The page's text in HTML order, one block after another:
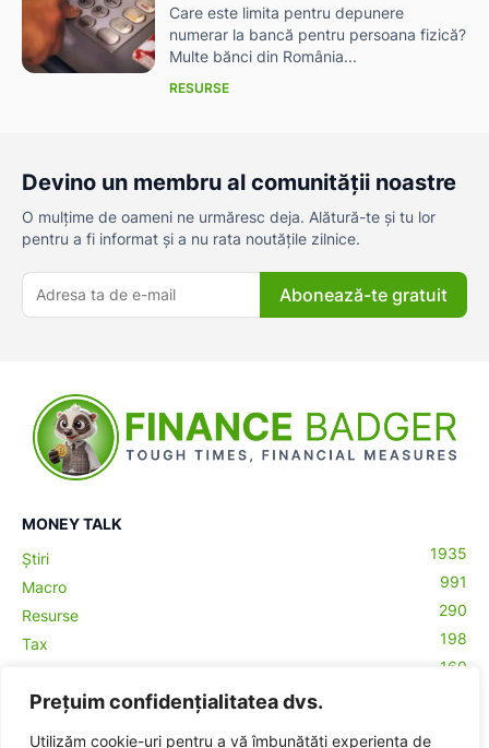
Prețuim confidențialitatea dvs.
Utilizăm cookie-uri pentru a vă îmbunătăți experiența de
Care este limita pentru depunere
numerar la bancă pentru persoana fizică?
Multe bănci din România...
RESURSE
Devino un membru al comunității noastre
O mulțime de oameni ne urmăresc deja. Alătură-te și tu lor
pentru a fi informat și a nu rata noutățile zilnice.
Abonează-te gratuit
MONEY TALK
Știri
1935
Macro
991
Resurse
290
Tax
198
160
Contabilitate